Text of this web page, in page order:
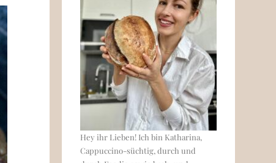
Hey ihr Lieben! Ich bin Katharina,
Cappuccino-süchtig, durch und